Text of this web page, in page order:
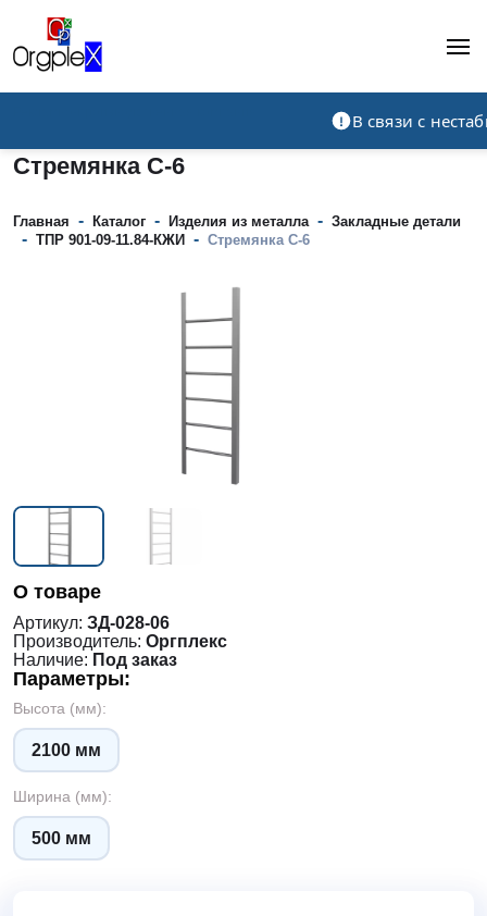
В связи с
Стремянка С-6
Главная - Каталог - Изделия из металла - Закладные детали
- ТПР 901-09-11.84-КЖИ - Стремянка С-6
О товаре
Артикул: ЗД-028-06
Производитель: Оргплекс
Наличие: Под заказ
Параметры:
Высота (мм):
2100 мм
Ширина (мм):
500 мм